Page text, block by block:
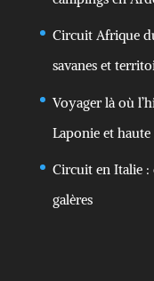
Circuit Afrique
savanes et
Voyager là où
Laponie et
Circuit en Italie :
galères